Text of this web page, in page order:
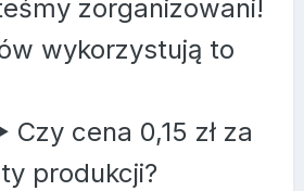
zorganizowani!
wykorzystują to
cena 0,15 zł za
produkcji?